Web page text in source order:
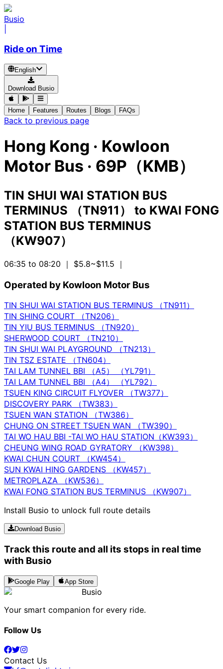
Busio
Ride on Time
English
Download Busio
Home Features Routes Blogs FAQs
Back to previous page
Hong Kong · Kowloon
Motor Bus · 69P（KMB）
TIN SHUI WAI STATION BUS
TERMINUS （TN911）
to KWAI FONG
STATION BUS TERMINUS
（KW907）
06:35 to 08:20 ｜ $5.8~$11.5 ｜
Operated by Kowloon Motor Bus
TIN SHUI WAI STATION BUS TERMINUS （TN911）
TIN SHING COURT （TN206）
TIN YIU BUS TERMINUS （TN920）
SHERWOOD COURT （TN210）
TIN SHUI WAI PLAYGROUND （TN213）
TIN TSZ ESTATE （TN604）
TAI LAM TUNNEL BBI （A5） （YL791）
TAI LAM TUNNEL BBI （A4） （YL792）
TSUEN KING CIRCUIT FLYOVER （TW377）
DISCOVERY PARK （TW383）
TSUEN WAN STATION （TW386）
CHUNG ON STREET TSUEN WAN （TW390）
TAI WO HAU BBI -TAI WO HAU STATION（KW393）
CHEUNG WING ROAD GYRATORY （KW398）
KWAI CHUN COURT （KW454）
SUN KWAI HING GARDENS （KW457）
METROPLAZA （KW536）
KWAI FONG STATION BUS TERMINUS （KW907）
Install Busio to unlock full route details
Download Busio
Track this route and all its stops in real time
with Busio
Google Play App Store
Busio
Your smart companion for every ride.
Follow Us
Contact Us